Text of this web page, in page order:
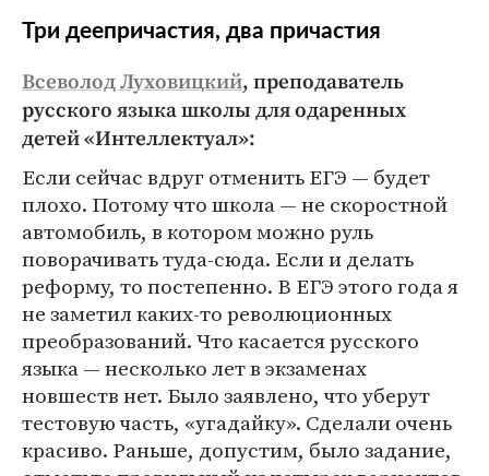
Три деепричастия, два причастия
Всеволод Луховицкий, преподаватель
русского языка школы для одаренных
детей «Интеллектуал»:
Если сейчас вдруг отменить ЕГЭ — будет
плохо. Потому что школа — не скоростной
автомобиль, в котором можно руль
поворачивать туда-сюда. Если и делать
реформу, то постепенно. В ЕГЭ этого года я
не заметил каких-то революционных
преобразований. Что касается русского
языка — несколько лет в экзаменах
новшеств нет. Было заявлено, что уберут
тестовую часть, «угадайку». Сделали очень
красиво. Раньше, допустим, было задание,